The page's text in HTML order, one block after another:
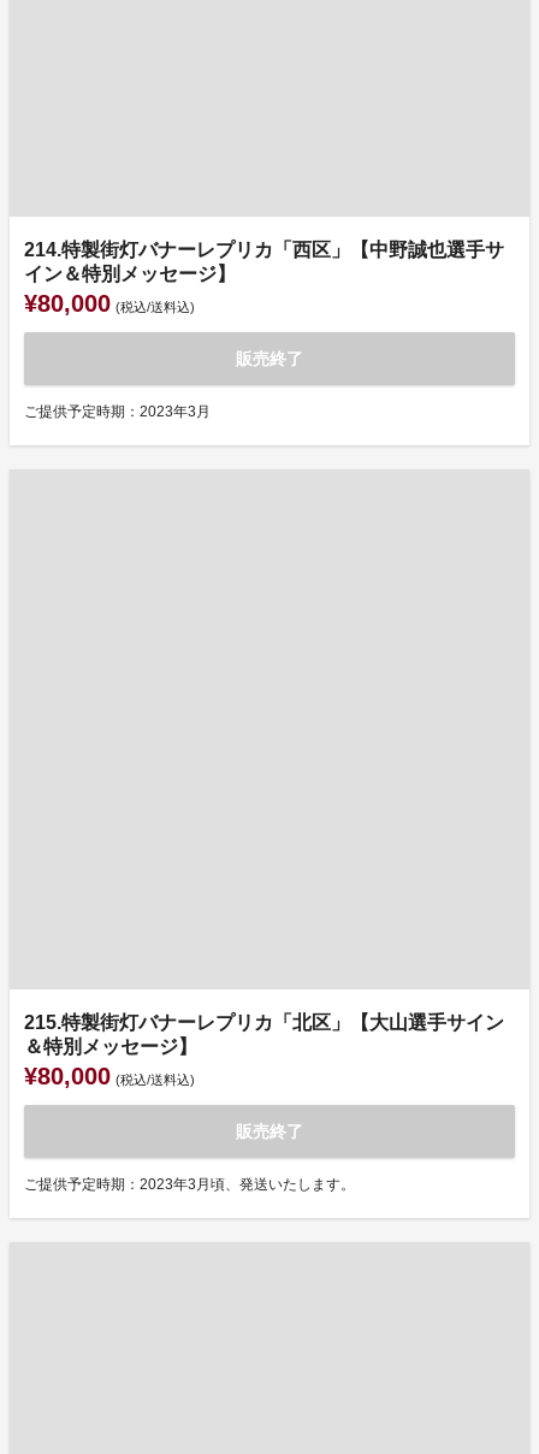
214.特製街灯バナーレプリカ「西区」【中野誠也選手サ
イン＆特別メッセージ】
¥80,000 (税込/送料込)
販売終了
ご提供予定時期：2023年3月
215.特製街灯バナーレプリカ「北区」【大山選手サイン
＆特別メッセージ】
¥80,000 (税込/送料込)
販売終了
ご提供予定時期：2023年3月頃、発送いたします。